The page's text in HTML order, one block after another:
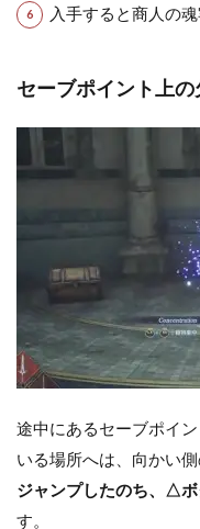
入手すると商人の
セーブポイント上の
途中にあるセーブポイ
いる場所へは、向かい
ジャンプしたのち、△
す。